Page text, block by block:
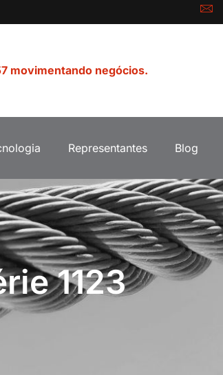
movimentando negócios.
Representantes Blog
1123